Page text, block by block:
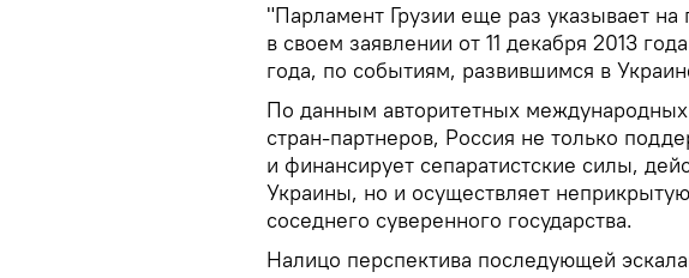
"Парламент Грузии еще раз указывает
в своем заявлении от 11 декабря 2013
года, по событиям, развившимся в
По данным авторитетных
стран-партнеров, Россия не только
и финансирует сепаратистские силы,
Украины, но и осуществляет
соседнего суверенного государства.
Налицо перспектива последующей